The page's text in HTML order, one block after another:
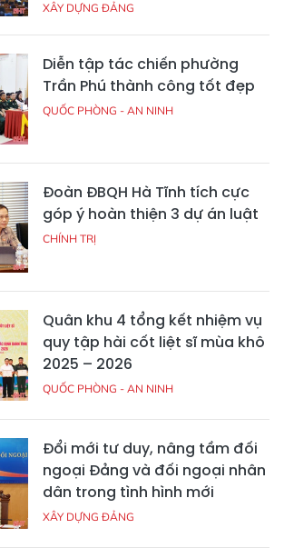
XÂY DỰNG ĐẢNG
Diễn tập tác chiến phường
Trần Phú thành công tốt đẹp
QUỐC PHÒNG - AN NINH
Đoàn ĐBQH Hà Tĩnh tích cực
góp ý hoàn thiện 3 dự án luật
CHÍNH TRỊ
Quân khu 4 tổng kết nhiệm vụ
quy tập hài cốt liệt sĩ mùa khô
2025 – 2026
QUỐC PHÒNG - AN NINH
Đổi mới tư duy, nâng tầm đối
ngoại Đảng và đối ngoại nhân
dân trong tình hình mới
XÂY DỰNG ĐẢNG